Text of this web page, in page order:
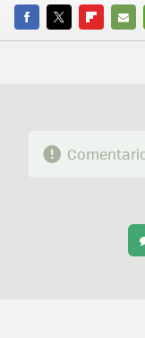
FACEBOOK
TWITTERFLIPBOARD
E-